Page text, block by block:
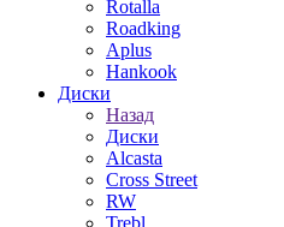
Rotalla
Roadking
Aplus
Hankook
Диски
Назад
Диски
Alcasta
Cross Street
RW
Trebl